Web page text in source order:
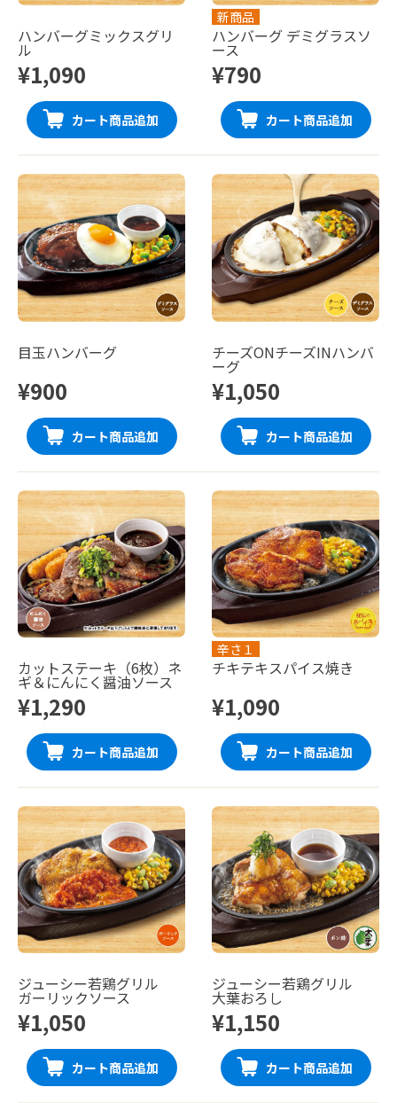
ハンバーグミックスグリ
ル
¥1,090
カート商品追加
新商品
ハンバーグ デミグラスソ
ース
¥790
カート商品追加
目玉ハンバーグ
¥900
カート商品追加
チーズONチーズINハンバ
ーグ
¥1,050
カート商品追加
カットステーキ（6枚）ネ
ギ＆にんにく醤油ソース
¥1,290
カート商品追加
辛さ１
チキテキスパイス焼き
¥1,090
カート商品追加
ジューシー若鶏グリル
ガーリックソース
¥1,050
カート商品追加
ジューシー若鶏グリル
大葉おろし
¥1,150
カート商品追加